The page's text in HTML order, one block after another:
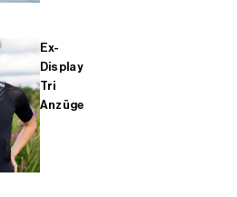
Ex-
Display
Tri
Anzüge